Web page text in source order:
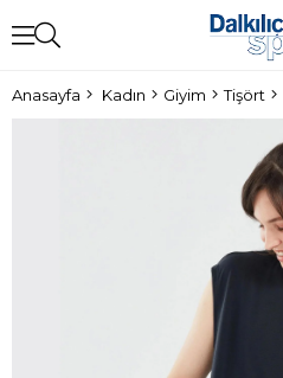
Anasayfa Kadın Giyim Tişört